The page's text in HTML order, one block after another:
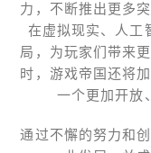
力，不断推出更多
在虚拟现实、人工
局，为玩家们带来
时，游戏帝国还将
一个更加开放
通过不懈的努力和创